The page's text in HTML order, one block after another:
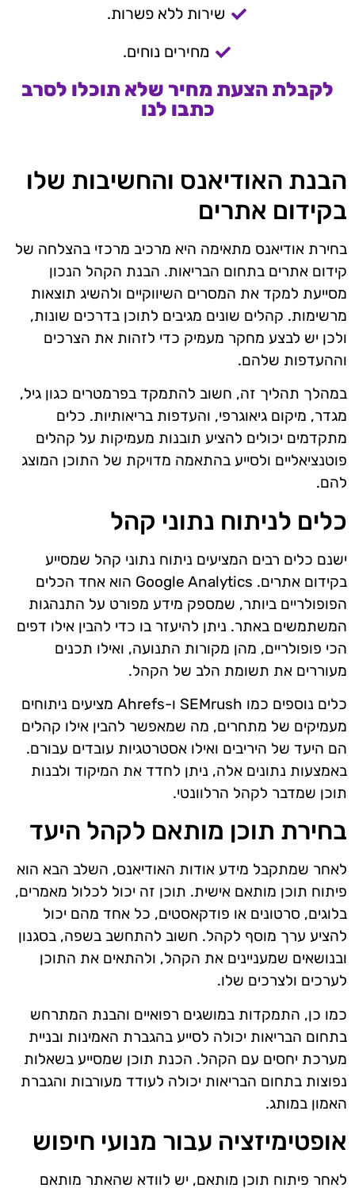
שירות ללא פשרות.
מחירים נוחים.
לקבלת הצעת מחיר שלא תוכלו לסרב
כתבו לנו
הבנת האודיאנס והחשיבות שלו
בקידום אתרים
בחירת אודיאנס מתאימה היא מרכיב מרכזי בהצלחה של
קידום אתרים בתחום הבריאות. הבנת הקהל הנכון
מסייעת למקד את המסרים השיווקיים ולהשיג תוצאות
מרשימות. קהלים שונים מגיבים לתוכן בדרכים שונות,
ולכן יש לבצע מחקר מעמיק כדי לזהות את הצרכים
וההעדפות שלהם.
במהלך תהליך זה, חשוב להתמקד בפרמטרים כגון גיל,
מגדר, מיקום גיאוגרפי, והעדפות בריאותיות. כלים
מתקדמים יכולים להציע תובנות מעמיקות על קהלים
פוטנציאליים ולסייע בהתאמה מדויקת של התוכן המוצג
להם.
כלים לניתוח נתוני קהל
ישנם כלים רבים המציעים ניתוח נתוני קהל שמסייע
בקידום אתרים. Google Analytics הוא אחד הכלים
הפופולריים ביותר, שמספק מידע מפורט על התנהגות
המשתמשים באתר. ניתן להיעזר בו כדי להבין אילו דפים
הכי פופולריים, מהן מקורות התנועה, ואילו תכנים
מעוררים את תשומת הלב של הקהל.
כלים נוספים כמו SEMrush ו-Ahrefs מציעים ניתוחים
מעמיקים של מתחרים, מה שמאפשר להבין אילו קהלים
הם היעד של היריבים ואילו אסטרטגיות עובדים עבורם.
באמצעות נתונים אלה, ניתן לחדד את המיקוד ולבנות
תוכן שמדבר לקהל הרלוונטי.
בחירת תוכן מותאם לקהל היעד
לאחר שמתקבל מידע אודות האודיאנס, השלב הבא הוא
פיתוח תוכן מותאם אישית. תוכן זה יכול לכלול מאמרים,
בלוגים, סרטונים או פודקאסטים, כל אחד מהם יכול
להציע ערך מוסף לקהל. חשוב להתחשב בשפה, בסגנון
ובנושאים שמעניינים את הקהל, ולהתאים את התוכן
לערכים ולצרכים שלו.
כמו כן, התמקדות במושגים רפואיים והבנת המתרחש
בתחום הבריאות יכולה לסייע בהגברת האמינות ובניית
מערכת יחסים עם הקהל. הכנת תוכן שמסייע בשאלות
נפוצות בתחום הבריאות יכולה לעודד מעורבות והגברת
האמון במותג.
אופטימיזציה עבור מנועי חיפוש
לאחר פיתוח תוכן מותאם, יש לוודא שהאתר מותאם